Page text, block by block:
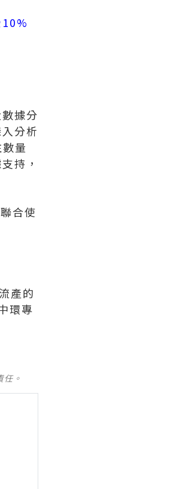
據分
分析
量
持，
合使
產的
環專
。